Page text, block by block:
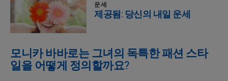
운세
제공됨: 당신의 내일 운세
모니카 바바로는 그녀의 독특한 패션 스타
일을 어떻게 정의할까요?